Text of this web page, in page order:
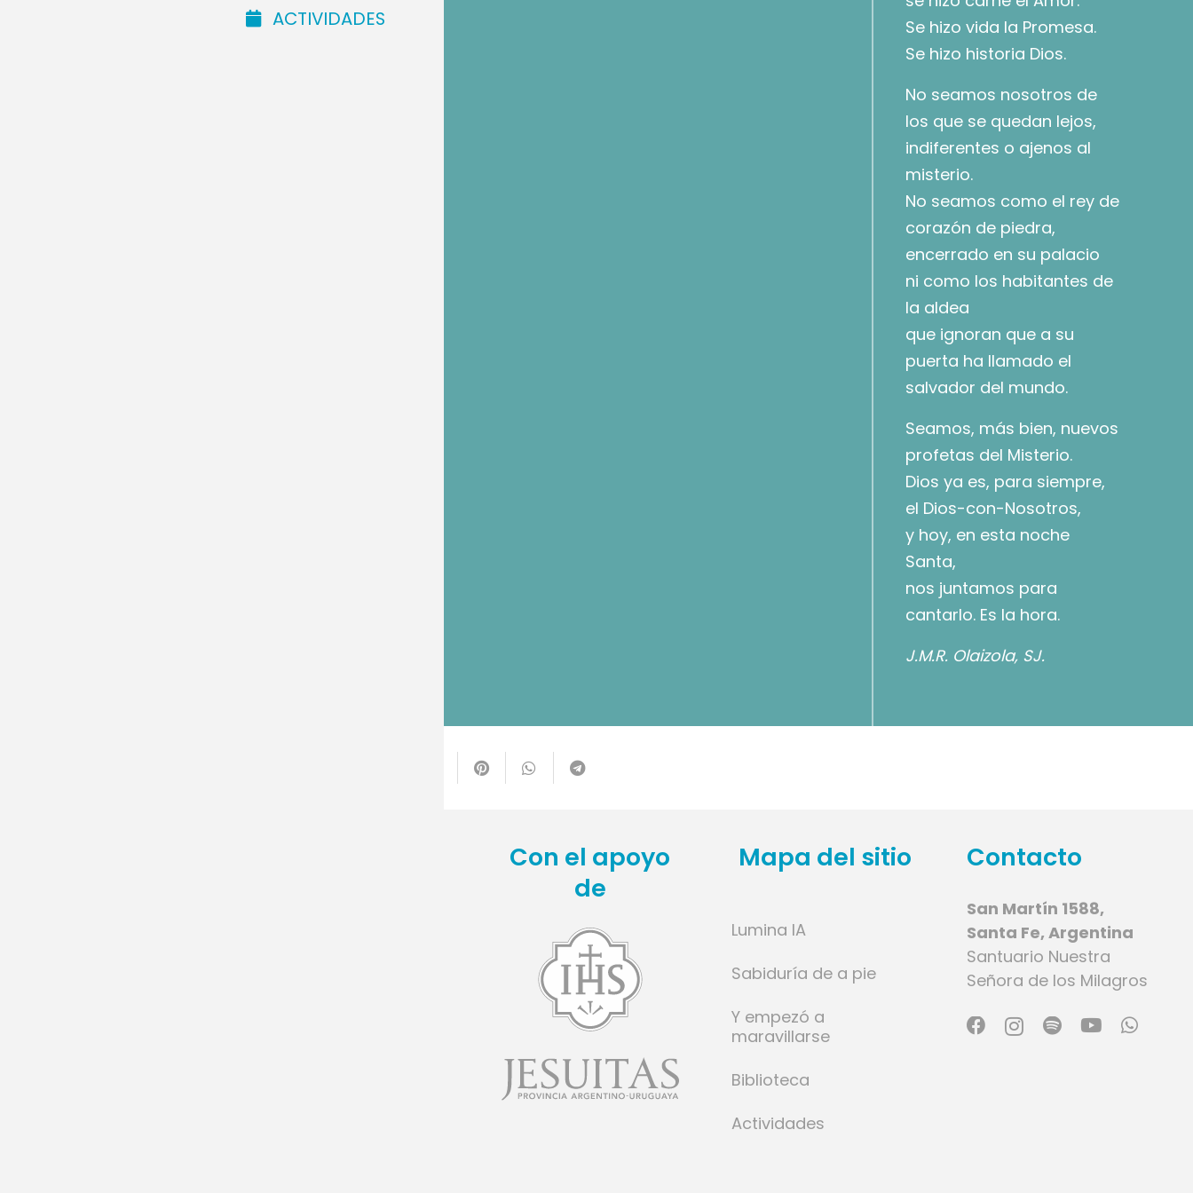
ACTIVIDADES
Se hizo vida la Promesa.
Se hizo historia Dios.
No seamos nosotros de
los que se quedan lejos,
indiferentes o ajenos al
misterio.
No seamos como el rey de
corazón de piedra,
encerrado en su palacio
ni como los habitantes de
la aldea
que ignoran que a su
puerta ha llamado el
salvador del mundo.
Seamos, más bien, nuevos
profetas del Misterio.
Dios ya es, para siempre,
el Dios-con-Nosotros,
y hoy, en esta noche
Santa,
nos juntamos para
cantarlo. Es la hora.
J.M.R. Olaizola, SJ.
Con el apoyo
de
Mapa del sitio
Lumina IA
Sabiduría de a pie
Y empezó a
maravillarse
Biblioteca
Actividades
Contacto
San Martín 1588,
Santa Fe, Argentina
Santuario Nuestra
Señora de los Milagros